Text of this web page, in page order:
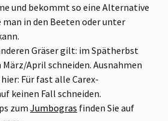
und bekommt so eine Alternative
in den Beeten oder unter
Gräser gilt: im Spätherbst
April schneiden. Ausnahmen
Für fast alle Carex-
keinen Fall schneiden.
zum Jumbogras finden Sie auf